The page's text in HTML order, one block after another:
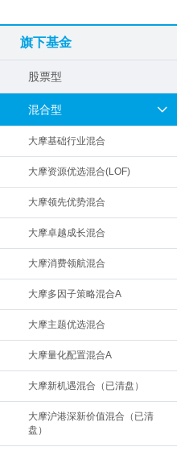
旗下基金
股票型
混合型
大摩基础行业混合
大摩资源优选混合(LOF)
大摩领先优势混合
大摩卓越成长混合
大摩消费领航混合
大摩多因子策略混合A
大摩主题优选混合
大摩量化配置混合A
大摩新机遇混合（已清盘）
大摩沪港深新价值混合（已清
盘）